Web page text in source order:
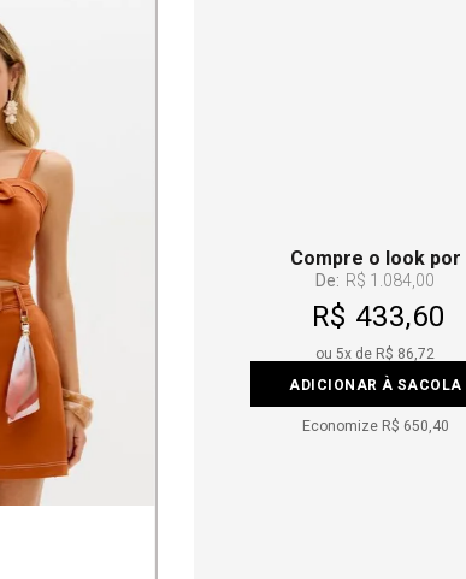
Compre o look por
De: R$ 1.084,00
R$ 433,60
ou5x de R$ 86,72
ADICIONAR À SACOLA
Economize R$ 650,40